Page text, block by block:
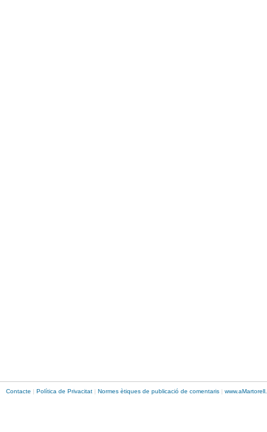
Contacte | Política de Privacitat | Normes ètiques de publicació de comentaris | www.aMartorell